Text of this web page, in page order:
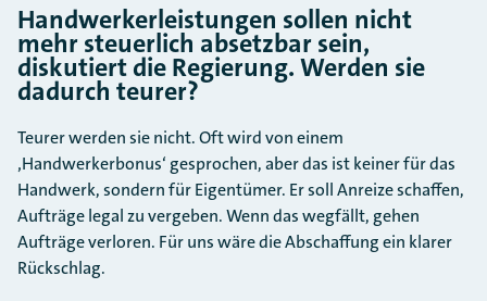
Handwerkerleistungen sollen nicht
mehr steuerlich absetzbar sein,
diskutiert die Regierung. Werden sie
dadurch teurer?
Teurer werden sie nicht. Oft wird von einem
‚Handwerkerbonus‘ gesprochen, aber das ist keiner für das
Handwerk, sondern für Eigentümer. Er soll Anreize schaffen,
Aufträge legal zu vergeben. Wenn das wegfällt, gehen
Aufträge verloren. Für uns wäre die Abschaffung ein klarer
Rückschlag.